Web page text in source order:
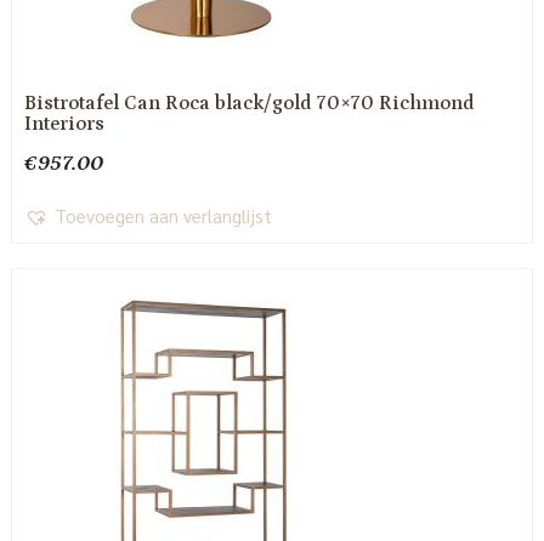
Bistrotafel Can Roca black/gold 70×70 Richmond
Interiors
€957.00
Toevoegen aan verlanglijst